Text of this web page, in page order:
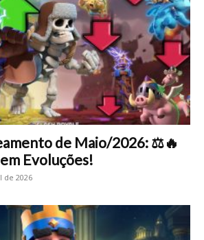
de Maio/2026: ⚖️🔥
Evoluções!
de 2026